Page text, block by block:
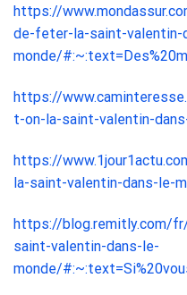
https://
de-feter-la-saint-valentin-
monde/
https://
t-on-la-saint-valentin-
https://
la-saint-valentin-dans-le-
https://blog.remitly.com/
saint-valentin-dans-le-
monde/